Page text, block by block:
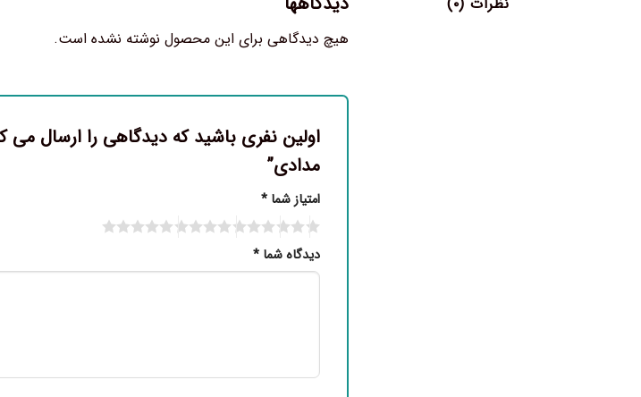
هیچ دیدگاهی برای این محصول نوشته نشده است.
اولین نفری باشید که دیدگاهی را ارسال می
مدادی”
امتیاز شما *
دیدگاه شما *